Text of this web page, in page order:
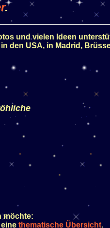
.
und vielen Ideen
den USA, in Madrid,
möchte:
thematische Übersicht.